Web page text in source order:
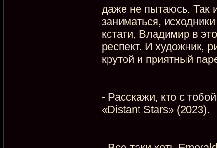
даже не пытаюсь. Так
заниматься,
кстати, Владимир в
респект. И художник,
крутой и приятный
- Расскажи, кто с
«Distant Stars» (2023).